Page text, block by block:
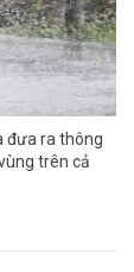
đưa ra thông
trên cả